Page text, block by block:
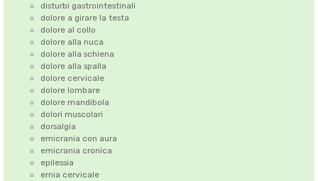
disturbi gastrointestinali
dolore a girare la testa
dolore al collo
dolore alla nuca
dolore alla schiena
dolore alla spalla
dolore cervicale
dolore lombare
dolore mandibola
dolori muscolari
dorsalgia
emicrania con aura
emicrania cronica
epilessia
ernia cervicale